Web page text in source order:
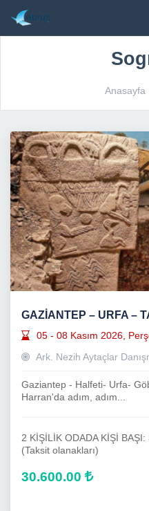
Anasayfa
GAZİANTEP – URFA –
05 - 08 Kasım 2026,
Ark. Nezih Aytaçlar
Gaziantep - Halfeti- Urfa-
Harran'da adım, adım...
2 KİŞİLİK ODADA KİŞİ
(Taksit olanakları)
30.600.00